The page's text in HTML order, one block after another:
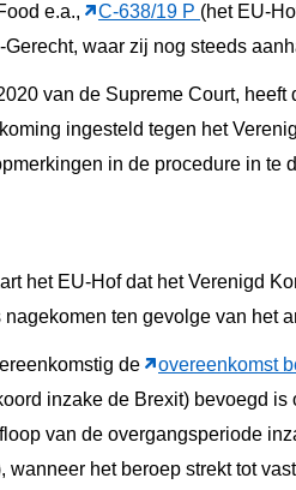
e.a.,
C-638/19 P (het EU-
waar zij nog steeds
van de Supreme Court,
ingesteld tegen het
in de procedure in te
het EU-Hof dat het Verenigd
ten gevolge van het
de
overeenkomst
inzake de Brexit) bevoegd
van de overgangsperiode
wanneer het beroep strekt tot